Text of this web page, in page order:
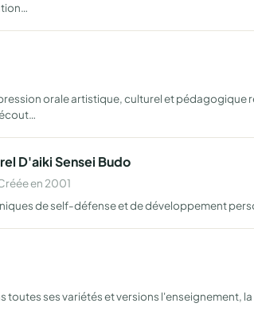
orale artistique, culturel et
D'aiki Sensei Budo
en 2001
de self-défense et de développement
ses variétés et versions l'enseignement,